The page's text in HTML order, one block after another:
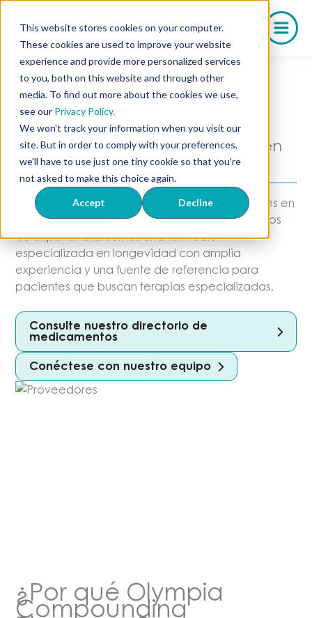
This website stores cookies on your computer.
These cookies are used to improve your website
experience and provide more personalized services
to you, both on this website and through other
media. To find out more about the cookies we use,
see our Privacy Policy.
We won't track your information when you visit our
site. But in order to comply with your preferences,
we'll have to use just one tiny cookie so that you're
not asked to make this choice again.
Accept Decline
contenido
Proveedores
Soluciones compuestas para uso en
pacientes y consultorios
En Olympia Pharmacy, somos líderes nacionales en
medicamentos compuestos con más de 25 años
de experiencia. Somos una farmacia
especializada en longevidad con amplia
experiencia y una fuente de referencia para
pacientes que buscan terapias especializadas.
Consulte nuestro directorio de
medicamentos
Conéctese con nuestro equipo
¿Por qué Olympia
Compounding